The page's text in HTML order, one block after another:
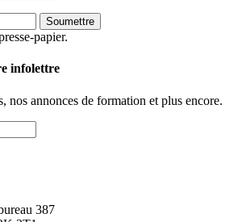
Soumettre
papier.
infolettre
nos annonces de formation et plus encore.
387